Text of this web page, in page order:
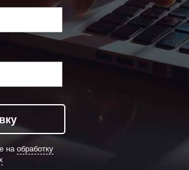
наобработку